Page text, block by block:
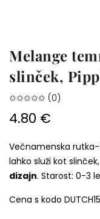
Melange
slinček,
✩✩✩✩✩ (0)
4.80 €
Večnamenska
lahko služi kot
dizajn. Starost: 0-3
Cena s kodo